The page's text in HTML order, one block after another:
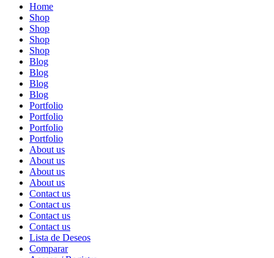
Home
Shop
Shop
Shop
Shop
Blog
Blog
Blog
Blog
Portfolio
Portfolio
Portfolio
Portfolio
About us
About us
About us
About us
Contact us
Contact us
Contact us
Contact us
Lista de Deseos
Comparar